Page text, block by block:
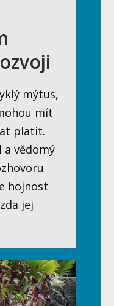
mýtus,
mít
platit.
a vědomý
hojnost
jej